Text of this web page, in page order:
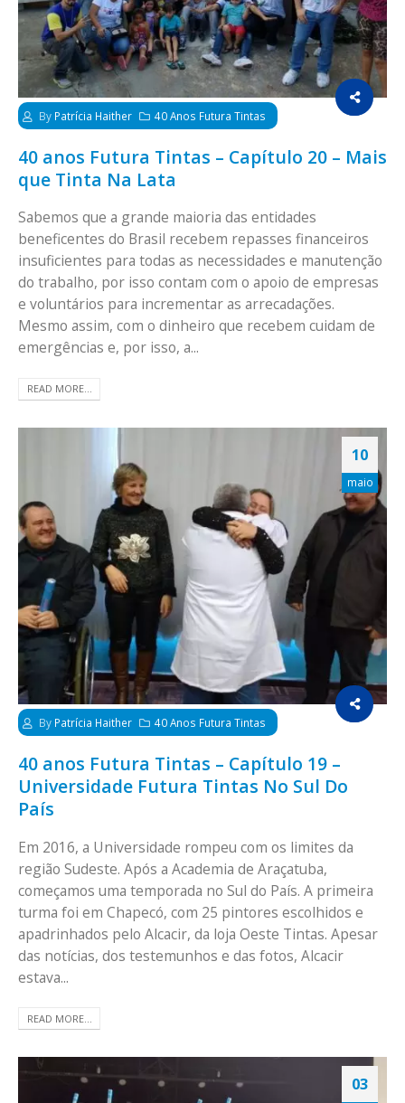
By Patrícia Haither 40 Anos Futura Tintas
40 anos Futura Tintas – Capítulo 20 – Mais
que Tinta Na Lata
Sabemos que a grande maioria das entidades
beneficentes do Brasil recebem repasses financeiros
insuficientes para todas as necessidades e manutenção
do trabalho, por isso contam com o apoio de empresas
e voluntários para incrementar as arrecadações.
Mesmo assim, com o dinheiro que recebem cuidam de
emergências e, por isso, a...
READ MORE...
10
maio
By Patrícia Haither 40 Anos Futura Tintas
40 anos Futura Tintas – Capítulo 19 –
Universidade Futura Tintas No Sul Do
País
Em 2016, a Universidade rompeu com os limites da
região Sudeste. Após a Academia de Araçatuba,
começamos uma temporada no Sul do País. A primeira
turma foi em Chapecó, com 25 pintores escolhidos e
apadrinhados pelo Alcacir, da loja Oeste Tintas. Apesar
das notícias, dos testemunhos e das fotos, Alcacir
estava...
READ MORE...
03